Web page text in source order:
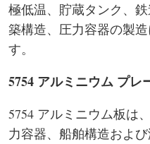
極低温、貯蔵タンク、
築構造、圧力容器の製
す。
5754 アルミニウム プレ
5754 アルミニウム板は
力容器、船舶構造およ